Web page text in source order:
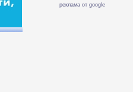
реклама от google